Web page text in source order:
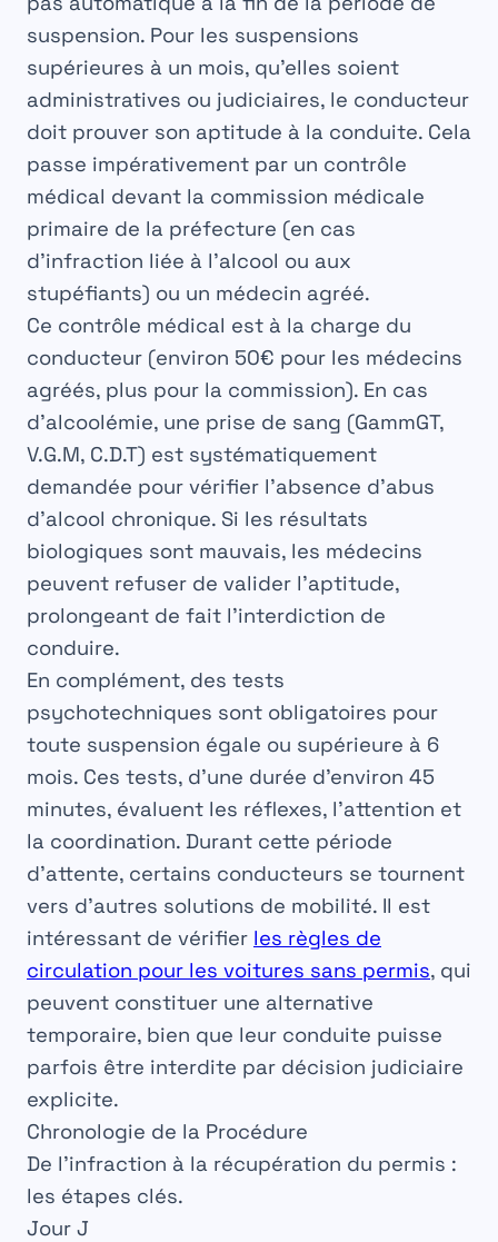
suspension. Pour les suspensions
supérieures à un mois, qu’elles soient
administratives ou judiciaires, le conducteur
doit prouver son aptitude à la conduite. Cela
passe impérativement par un contrôle
médical devant la commission médicale
primaire de la préfecture (en cas
d’infraction liée à l’alcool ou aux
stupéfiants) ou un médecin agréé.
Ce contrôle médical est à la charge du
conducteur (environ 50€ pour les médecins
agréés, plus pour la commission). En cas
d’alcoolémie, une prise de sang (GammGT,
V.G.M, C.D.T) est systématiquement
demandée pour vérifier l’absence d’abus
d’alcool chronique. Si les résultats
biologiques sont mauvais, les médecins
peuvent refuser de valider l’aptitude,
prolongeant de fait l’interdiction de
conduire.
En complément, des tests
psychotechniques sont obligatoires pour
toute suspension égale ou supérieure à 6
mois. Ces tests, d’une durée d’environ 45
minutes, évaluent les réflexes, l’attention et
la coordination. Durant cette période
d’attente, certains conducteurs se tournent
vers d’autres solutions de mobilité. Il est
intéressant de vérifier les règles de
circulation pour les voitures sans permis, qui
peuvent constituer une alternative
temporaire, bien que leur conduite puisse
parfois être interdite par décision judiciaire
explicite.
Chronologie de la Procédure
De l’infraction à la récupération du permis :
les étapes clés.
Jour J